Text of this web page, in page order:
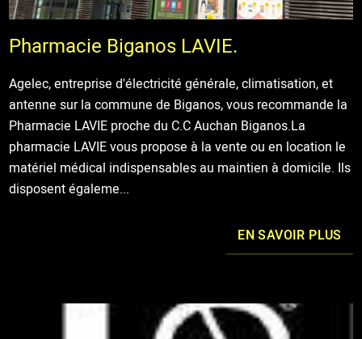
Pharmacie Biganos LAVIE.
Agelec, entreprise d'électricité générale, climatisation, et
antenne sur la commune de Biganos, vous recommande la
Pharmacie LAVIE proche du C.C Auchan Biganos.La
pharmacie LAVIE vous propose à la vente ou en location le
matériel médical indispensables au maintien à domicile. Ils
disposent égaleme...
EN SAVOIR PLUS